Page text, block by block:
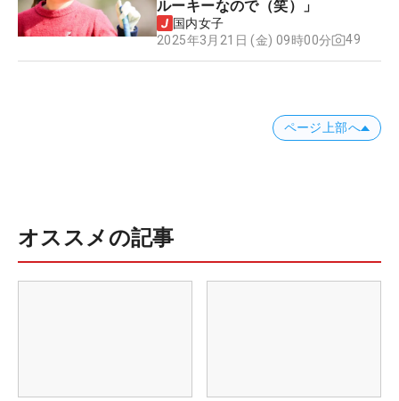
ルーキーなので（笑）」
国内女子
2025年3月21日 (金) 09時00分
49
ページ上部へ
オススメの記事